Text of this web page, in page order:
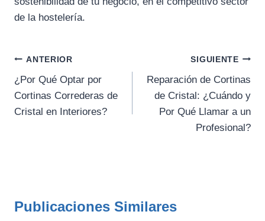
de la hostelería.
Navegación
de
entradas
ANTERIOR
¿Por Qué Optar por
Cortinas Correderas de
Cristal en Interiores?
SIGUIENTE
Reparación de Cortinas
de Cristal: ¿Cuándo y
Por Qué Llamar a un
Profesional?
Publicaciones Similares